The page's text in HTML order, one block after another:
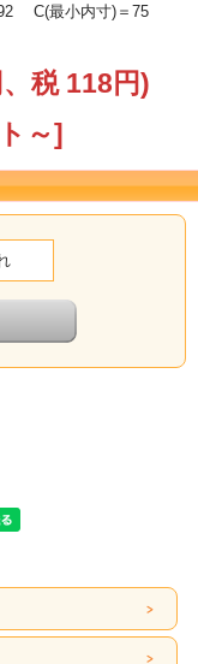
C(最小内寸)＝75
税 118円)
～]